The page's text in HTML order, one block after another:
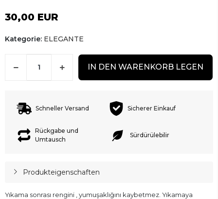
30,00 EUR
Kategorie: ELEGANTE
IN DEN WARENKORB LEGEN
Schneller Versand Sicherer Einkauf
Rückgabe und
Umtausch
Sürdürülebilir
Produkteigenschaften
Yıkama sonrası rengini , yumuşaklığını kaybetmez. Yıkamaya